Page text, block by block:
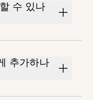
수 있나
추가하나